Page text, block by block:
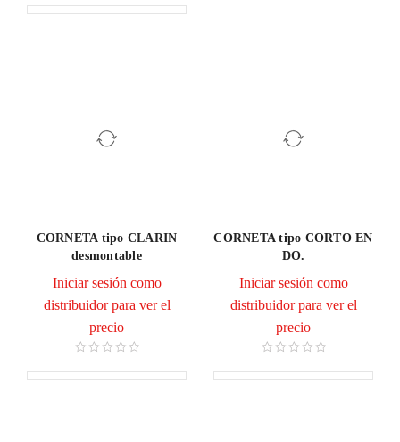
CORNETA tipo CLARIN
desmontable
Iniciar sesión como
distribuidor para ver el
precio
CORNETA tipo CORTO EN
DO.
Iniciar sesión como
distribuidor para ver el
precio